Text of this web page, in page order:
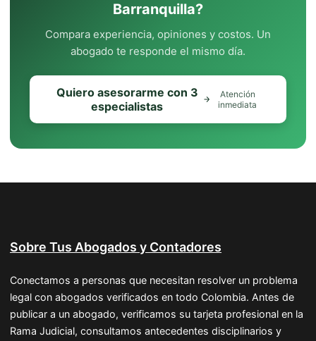
Barranquilla?
Compara experiencia, opiniones y costos. Un
abogado te responde el mismo día.
Quiero asesorarme con 3
especialistas
Atención
inmediata
Sobre Tus Abogados y Contadores
Conectamos a personas que necesitan resolver un problema
legal con abogados verificados en todo Colombia. Antes de
publicar a un abogado, verificamos su tarjeta profesional en la
Rama Judicial, consultamos antecedentes disciplinarios y